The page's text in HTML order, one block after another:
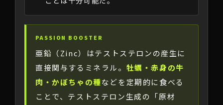
PASSION BOOSTER
亜鉛（Zinc）はテストステロンの産生に
直接関与するミネラル。 牡蠣・赤身の牛
肉・かぼちゃの種などを定期的に食べる
ことで、テストステロン生成の「原材